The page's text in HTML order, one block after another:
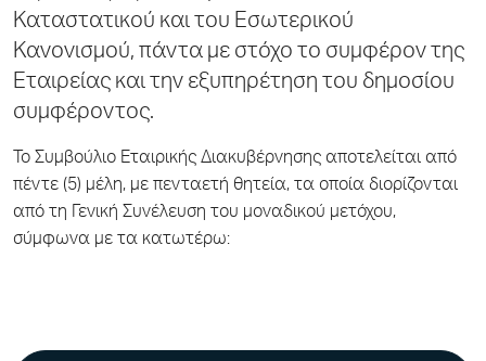
Καταστατικού και του Εσωτερικού
Κανονισμού, πάντα με στόχο το συμφέρον της
Εταιρείας και την εξυπηρέτηση του δημοσίου
συμφέροντος.
Το Συμβούλιο Εταιρικής Διακυβέρνησης αποτελείται από
πέντε (5) μέλη, με πενταετή θητεία, τα οποία διορίζονται
από τη Γενική Συνέλευση του μοναδικού μετόχου,
σύμφωνα με τα κατωτέρω: